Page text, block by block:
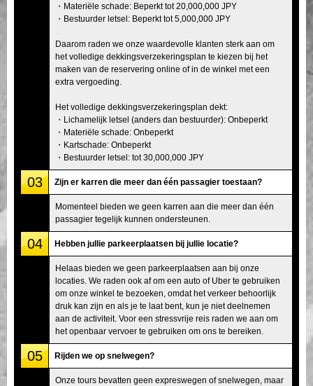
・Materiële schade: Beperkt tot 20,000,000 JPY
・Bestuurder letsel: Beperkt tot 5,000,000 JPY
Daarom raden we onze waardevolle klanten sterk aan om
het volledige dekkingsverzekeringsplan te kiezen bij het
maken van de reservering online of in de winkel met een
extra vergoeding.
Het volledige dekkingsverzekeringsplan dekt:
・Lichamelijk letsel (anders dan bestuurder): Onbeperkt
・Materiële schade: Onbeperkt
・Kartschade: Onbeperkt
・Bestuurder letsel: tot 30,000,000 JPY
03 Zijn er karren die meer dan één passagier toestaan?
Momenteel bieden we geen karren aan die meer dan één
passagier tegelijk kunnen ondersteunen.
04 Hebben jullie parkeerplaatsen bij jullie locatie?
Helaas bieden we geen parkeerplaatsen aan bij onze
locaties. We raden ook af om een auto of Uber te gebruiken
om onze winkel te bezoeken, omdat het verkeer behoorlijk
druk kan zijn en als je te laat bent, kun je niet deelnemen
aan de activiteit. Voor een stressvrije reis raden we aan om
het openbaar vervoer te gebruiken om ons te bereiken.
05 Rijden we op snelwegen?
Onze tours bevatten geen expreswegen of snelwegen, maar